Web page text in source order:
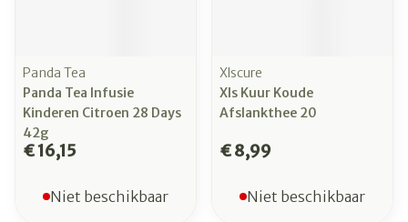
Panda Tea
Panda Tea Infusie
Kinderen Citroen 28 Days
42g
€ 16,15
Niet beschikbaar
Xlscure
Xls Kuur Koude
Afslankthee 20
€ 8,99
Niet beschikbaar